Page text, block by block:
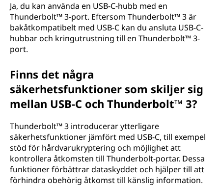
Ja, du kan använda en USB-C-hubb med en
Thunderbolt™ 3-port. Eftersom Thunderbolt™ 3 är
bakåtkompatibelt med USB-C kan du ansluta USB-C-
hubbar och kringutrustning till en Thunderbolt™ 3-
port.
Finns det några
säkerhetsfunktioner som skiljer sig
mellan USB-C och Thunderbolt™ 3?
Thunderbolt™ 3 introducerar ytterligare
säkerhetsfunktioner jämfört med USB-C, till exempel
stöd för hårdvarukryptering och möjlighet att
kontrollera åtkomsten till Thunderbolt-portar. Dessa
funktioner förbättrar dataskyddet och hjälper till att
förhindra obehörig åtkomst till känslig information.